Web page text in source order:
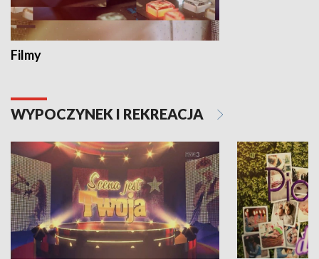
Filmy
WYPOCZYNEK I REKREACJA